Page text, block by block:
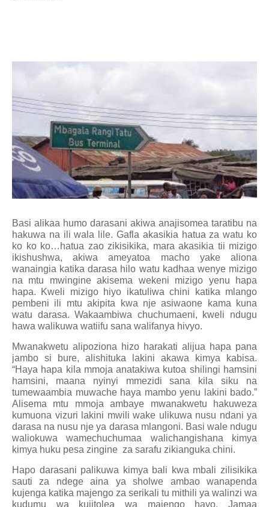
Basi alikaa humo darasani akiwa anajisomea taratibu na
hakuwa na ili wala lile. Gafla akasikia hatua za watu ko
ko ko ko…hatua zao zikisikika, mara akasikia tii mizigo
ikishushwa, akiwa ameyatoa macho yake aliona
wanaingia katika darasa hilo watu kadhaa wenye mizigo
na mtu mwingine akisema wekeni mizigo yenu hapa
hapa. Kweli mizigo hiyo ikatuliwa chini katika mlango
pembeni ili mtu akipita kwa nje asiwaone kama kuna
watu darasa. Wakaambiwa chuchumaeni, kweli ndugu
hawa walikuwa watiifu sana walifanya hivyo.
Mwanakwetu alipoziona hizo harakati alijua hapa pana
jambo si bure, alishituka lakini akawa kimya kabisa.
“Haya hapa kila mmoja anatakiwa kutoa shilingi hamsini
hamsini, maana nyinyi mmezidi sana kila siku na
tumewaambia muwache haya mambo yenu lakini bado.”
Alisema mtu mmoja ambaye mwanakwetu hakuweza
kumuona vizuri lakini mwili wake ulikuwa nusu ndani ya
darasa na nusu nje ya darasa mlangoni. Basi wale ndugu
waliokuwa wamechuchumaa walichangishana kimya
kimya huku pesa zingine za sarafu zikianguka chini.
Hapo darasani palikuwa kimya bali kwa mbali zilisikika
sauti za ndege aina ya sholwe ambao wanapenda
kujenga katika majengo za serikali tu mithili ya walinzi wa
kudumu wa kujitolea wa majengo hayo. Jamaa